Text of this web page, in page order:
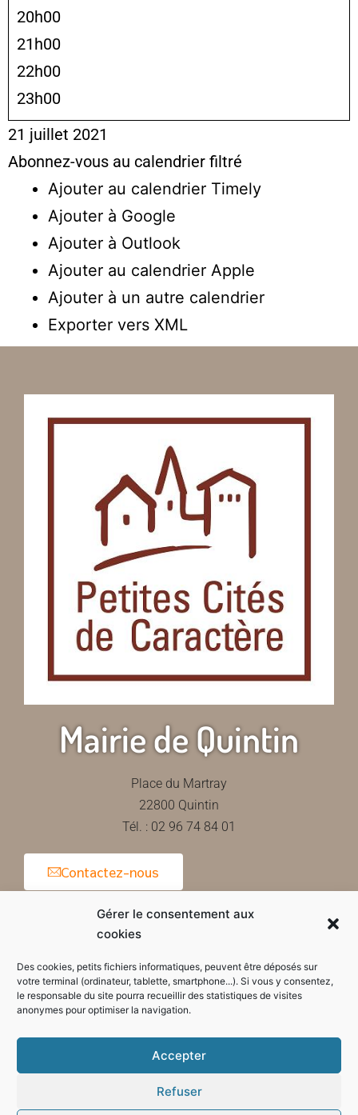
Gérer le consentement aux
cookies
Des cookies, petits fichiers informatiques, peuvent être déposés sur
votre terminal (ordinateur, tablette, smartphone...). Si vous y consentez,
le responsable du site pourra recueillir des statistiques de visites
anonymes pour optimiser la navigation.
Accepter
Refuser
20h00
21h00
22h00
23h00
21 juillet 2021
Abonnez-vous au calendrier filtré
Ajouter au calendrier Timely
Ajouter à Google
Ajouter à Outlook
Ajouter au calendrier Apple
Ajouter à un autre calendrier
Exporter vers XML
Mairie de Quintin
Place du Martray
22800 Quintin
Tél. : 02 96 74 84 01
Contactez-nous
Horaires d'ouverture de la mairie